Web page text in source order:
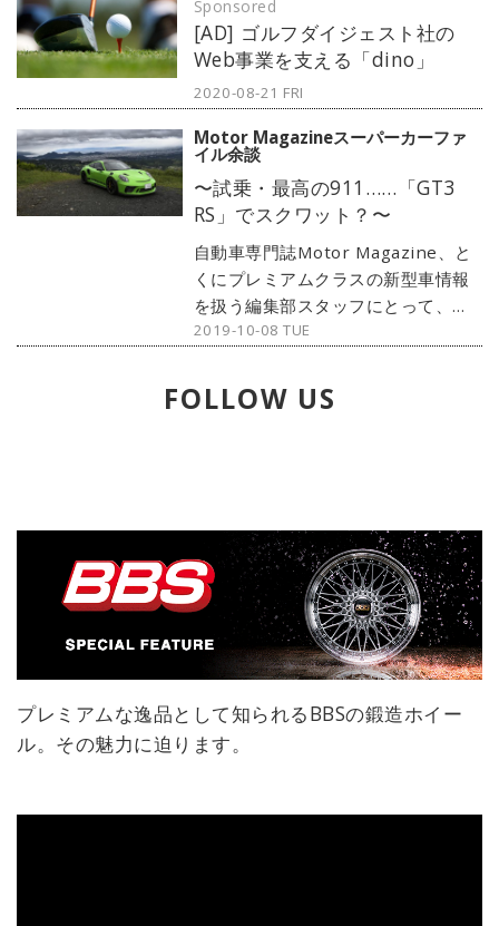
ブランドに「ターボ」が存在するこ
との大切さを、改めて強く思い知ら
されることになった。たとえほとん
どみんながターボ付きになっちゃっ
／ポルシェA.G.）※本連載はMotor
Magazine誌の取材余話です。
[AD] ゴルフダイジェスト社の
Web事業を支える「dino」
Sponsored
2020-08-21 FRI
〜試乗・最高の911……「GT3
RS」でスクワット？〜
自動車専門誌Motor Magazine、と
くにプレミアムクラスの新型車情報
を扱う編集部スタッフにとって、誰
よりも早くさまざまなニューモデル
えるだろう。そして時には、2000万
円越え当たり前なクルマたちにまつ
材前には「こんな化け物、日本のど
こで乗ればいい？」なんて斜に構え
ていたのだけれど、ステアリングを
握ってびっくり！それはもう間違い
なく夢のような体験だった。（写
真：永元秀和）※本連載はMotor
Magazine誌の取材余話です。
2019-10-08 TUE
Motor Magazineスーパーカーファ
イル余談
FOLLOW US
プレミアムな逸品として知られるBBSの鍛造ホイー
ル。その魅力に迫ります。